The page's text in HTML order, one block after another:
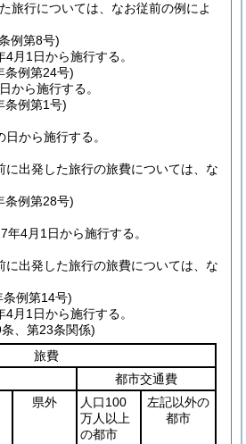
旅行については、なお従前の例によ
例第8号)
月1日から施行する。
条例第24号)
から施行する。
条例第1号)
から施行する。
に出発した旅行の旅費については、な
条例第28号)
年4月1日から施行する。
に出発した旅行の旅費については、な
条例第14号)
月1日から施行する。
、第23条関係)
旅費
都市交通費
県外
人口100
万人以上
の都市
左記以外の
都市